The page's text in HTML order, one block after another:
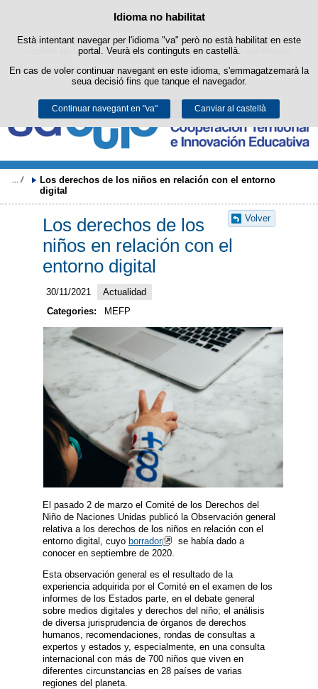
Política de cookies
Este lloc web utilitza cookies pròpies per a facilitar la navegació i
cookies de tercers per a obtindre estadístiques d'ús i satisfacció.
Podeu obtindre més informació en l'apartat "Cookies" del nostreavís
legal.
Acceptar Rebutjar
Idioma no habilitat
Està intentant navegar per l'idioma "va" però no està habilitat en este
portal. Veurà els continguts en castellà.
En cas de voler continuar navegant en este idioma, s'emmagatzemarà la
seua decisió fins que tanque el navegador.
Continuar navegant en "va" Canviar al castellà
Passar al contingut
Los derechos de los niños en relación con el entorno
digital
Volver
Los derechos de los
niños en relación con el
entorno digital
30/11/2021
Actualidad
Categories:
MEFP
El pasado 2 de marzo el Comité de los Derechos del
Niño de Naciones Unidas publicó la Observación general
relativa a los derechos de los niños en relación con el
entorno digital, cuyo borrador
​ se había dado a
conocer en septiembre de 2020.
Esta observación general es el resultado de la
experiencia adquirida por el Comité en el examen de los
informes de los Estados parte, en el debate general
sobre medios digitales y derechos del niño; el análisis
de diversa jurisprudencia de órganos de derechos
humanos, recomendaciones, rondas de consultas a
expertos y estados y, especialmente, en una consulta
internacional con más de 700 niños que viven en
diferentes circunstancias en 28 países de varias
regiones del planeta.